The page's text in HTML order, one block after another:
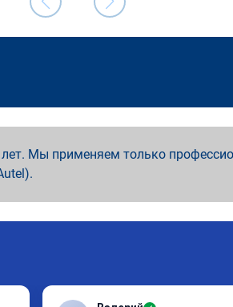
Мы применяем только